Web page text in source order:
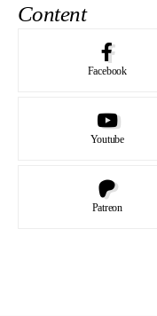
Content
Facebook
Youtube
Patreon